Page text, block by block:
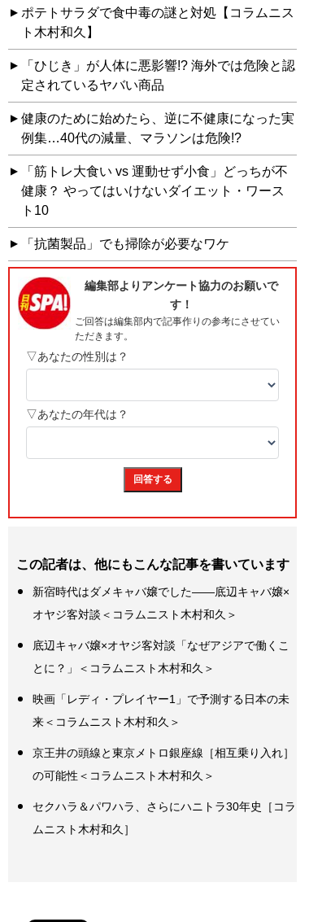
ポテトサラダで食中毒の謎と対処【コラムニス
ト木村和久】
「ひじき」が人体に悪影響!? 海外では危険と認
定されているヤバい商品
健康のために始めたら、逆に不健康になった実
例集…40代の減量、マラソンは危険!?
「筋トレ大食い vs 運動せず小食」どっちが不
健康？ やってはいけないダイエット・ワース
ト10
「抗菌製品」でも掃除が必要なワケ
この記者は、他にもこんな記事を書いています
新宿時代はダメキャバ嬢でした――底辺キャバ嬢×
オヤジ客対談＜コラムニスト木村和久＞
底辺キャバ嬢×オヤジ客対談「なぜアジアで働くこ
とに？」＜コラムニスト木村和久＞
映画「レディ・プレイヤー1」で予測する日本の未
来＜コラムニスト木村和久＞
京王井の頭線と東京メトロ銀座線［相互乗り入れ］
の可能性＜コラムニスト木村和久＞
セクハラ＆パワハラ、さらにハニトラ30年史［コラ
ムニスト木村和久］